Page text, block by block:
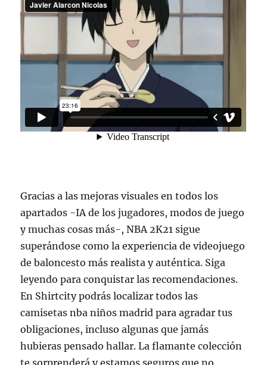
Gracias a las mejoras visuales en todos los
apartados -IA de los jugadores, modos de juego
y muchas cosas más-, NBA 2K21 sigue
superándose como la experiencia de videojuego
de baloncesto más realista y auténtica. Siga
leyendo para conquistar las recomendaciones.
En Shirtcity podrás localizar todos las
camisetas nba niños madrid para agradar tus
obligaciones, incluso algunas que jamás
hubieras pensado hallar. La flamante colección
te sorprenderá y estamos seguros que no